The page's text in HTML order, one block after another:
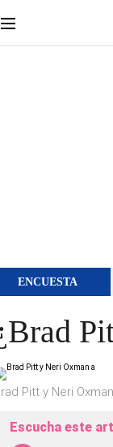
ENCUESTA
Pitt y Neri
Escucha este